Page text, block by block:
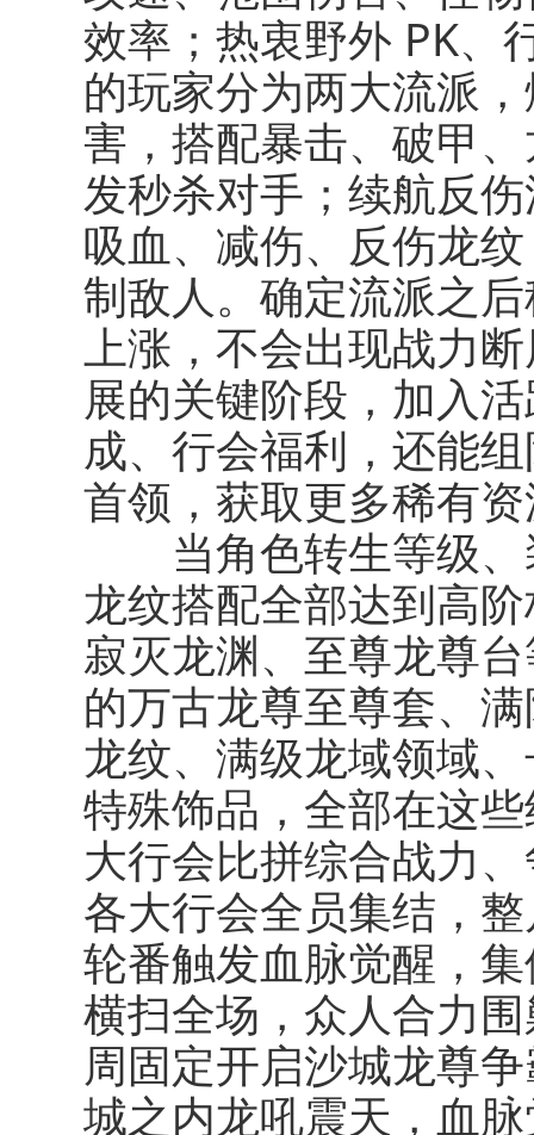
效率；热衷野外 PK、
的玩家分为两大流派
害，搭配暴击、破甲
发秒杀对手；续航反
吸血、减伤、反伤龙
制敌人。确定流派之
上涨，不会出现战力
展的关键阶段，加入
成、行会福利，还能
首领，获取更多稀有
当角色转生等级、
龙纹搭配全部达到高
寂灭龙渊、至尊龙尊
的万古龙尊至尊套、
龙纹、满级龙域领域
特殊饰品，全部在这
大行会比拼综合战力
各大行会全员集结，
轮番触发血脉觉醒，
横扫全场，众人合力
周固定开启沙城龙尊
城之内龙吼震天，血